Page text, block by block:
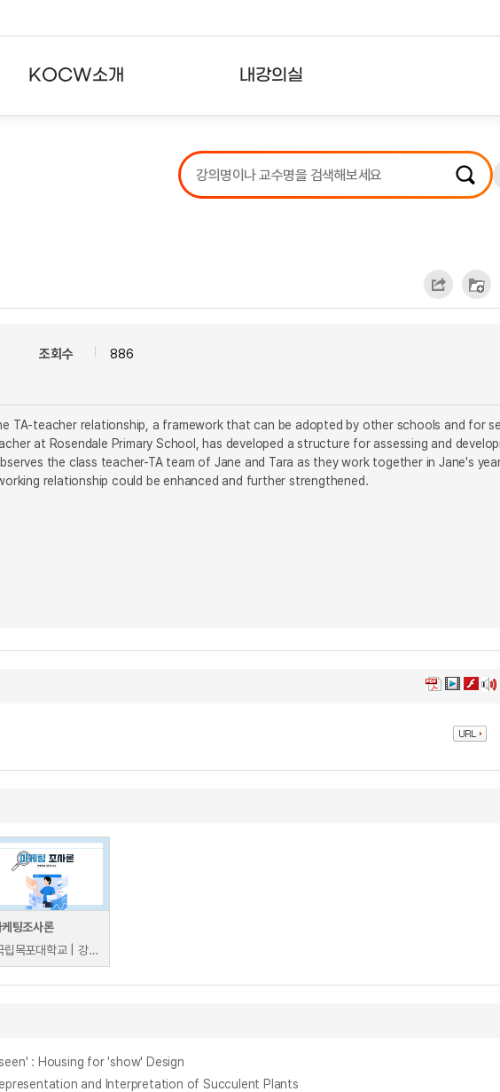
KOCW소개 내강의실
강의리스트
수강확인증강의
조회수 886
TA-teacher relationship, a framework that can be adopted by other schools and for
at Rosendale Primary School, has developed a structure for assessing and
the class teacher-TA team of Jane and Tara as they work together in Jane's
relationship could be enhanced and further strengthened.
케팅조사론
국립목포대학교 | 강민정
seen' : Housing for 'show' Design
Representation and Interpretation of Succulent Plants